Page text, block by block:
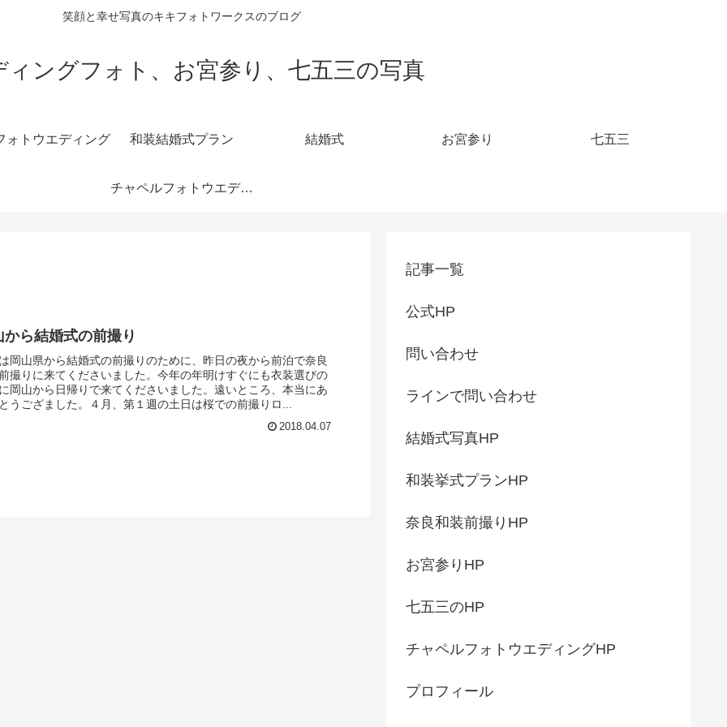
笑顔と幸せ写真のキキフォトワークスのブログ
ィングフォト、お宮参り、七五三の写真
ォトウエディング 和装結婚式プラン 結婚式 お宮参り 七五三
チャペルフォトウエディング
から結婚式の前撮り
岡山県から結婚式の前撮りのために、昨日の夜から前泊で奈良
撮りに来てくださいました。今年の年明けすぐにも衣装選びの
岡山から日帰りで来てくださいました。遠いところ、本当にあ
うござました。４月、第１週の土日は桜での前撮りロ...
2018.04.07
記事一覧
公式HP
問い合わせ
ラインで問い合わせ
結婚式写真HP
和装挙式プランHP
奈良和装前撮りHP
お宮参りHP
七五三のHP
チャペルフォトウエディングHP
プロフィール